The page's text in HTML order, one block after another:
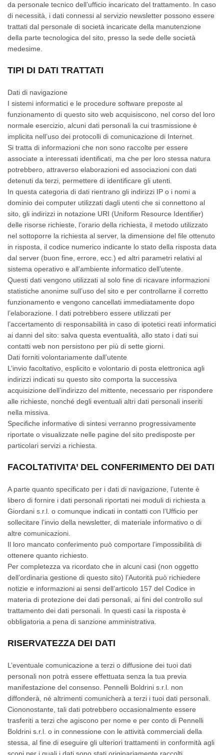
da personale tecnico dell’ufficio incaricato del trattamento. In caso
di necessità, i dati connessi al servizio newsletter possono essere
trattati dal personale di società incaricate della manutenzione
della parte tecnologica del sito, presso la sede delle società
medesime.
TIPI DI DATI TRATTATI
Dati di navigazione
I sistemi informatici e le procedure software preposte al
funzionamento di questo sito web acquisiscono, nel corso del loro
normale esercizio, alcuni dati personali la cui trasmissione è
implicita nell’uso dei protocolli di comunicazione di Internet.
Si tratta di informazioni che non sono raccolte per essere
associate a interessati identificati, ma che per loro stessa natura
potrebbero, attraverso elaborazioni ed associazioni con dati
detenuti da terzi, permettere di identificare gli utenti.
In questa categoria di dati rientrano gli indirizzi IP o i nomi a
dominio dei computer utilizzati dagli utenti che si connettono al
sito, gli indirizzi in notazione URI (Uniform Resource Identifier)
delle risorse richieste, l’orario della richiesta, il metodo utilizzato
nel sottoporre la richiesta al server, la dimensione del file ottenuto
in risposta, il codice numerico indicante lo stato della risposta data
dal server (buon fine, errore, ecc.) ed altri parametri relativi al
sistema operativo e all’ambiente informatico dell’utente.
Questi dati vengono utilizzati al solo fine di ricavare informazioni
statistiche anonime sull’uso del sito e per controllarne il corretto
funzionamento e vengono cancellati immediatamente dopo
l’elaborazione. I dati potrebbero essere utilizzati per
l’accertamento di responsabilità in caso di ipotetici reati informatici
ai danni del sito: salva questa eventualità, allo stato i dati sui
contatti web non persistono per più di sette giorni.
Dati forniti volontariamente dall’utente
L’invio facoltativo, esplicito e volontario di posta elettronica agli
indirizzi indicati su questo sito comporta la successiva
acquisizione dell’indirizzo del mittente, necessario per rispondere
alle richieste, nonché degli eventuali altri dati personali inseriti
nella missiva.
Specifiche informative di sintesi verranno progressivamente
riportate o visualizzate nelle pagine del sito predisposte per
particolari servizi a richiesta.
FACOLTATIVITA’ DEL CONFERIMENTO DEI DATI
A parte quanto specificato per i dati di navigazione, l’utente è
libero di fornire i dati personali riportati nei moduli di richiesta a
Giordani s.r.l. o comunque indicati in contatti con l’Ufficio per
sollecitare l’invio della newsletter, di materiale informativo o di
altre comunicazioni.
Il loro mancato conferimento può comportare l’impossibilità di
ottenere quanto richiesto.
Per completezza va ricordato che in alcuni casi (non oggetto
dell’ordinaria gestione di questo sito) l’Autorità può richiedere
notizie e informazioni ai sensi dell’articolo 157 del Codice in
materia di protezione dei dati personali, ai fini del controllo sul
trattamento dei dati personali. In questi casi la risposta è
obbligatoria a pena di sanzione amministrativa.
RISERVATEZZA DEI DATI
L’eventuale comunicazione a terzi o diffusione dei tuoi dati
personali non potrà essere effettuata senza la tua previa
manifestazione del consenso. Pennelli Boldrini s.r.l. non
diffonderà, né altrimenti comunicherà a terzi i tuoi dati personali.
Ciononostante, tali dati potrebbero occasionalmente essere
trasferiti a terzi che agiscono per nome e per conto di Pennelli
Boldrini s.r.l. o in connessione con le attività commerciali della
stessa, al fine di eseguire gli ulteriori trattamenti in conformità agli